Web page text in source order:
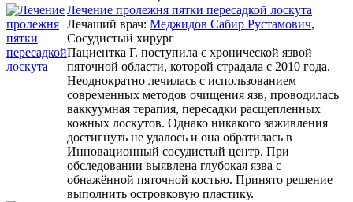
Лечение пролежня пятки пересадкой лоскута
Лечащий врач: Меджидов Сабир Рустамович,
Сосудистый хирург
Пациентка Г. поступила с хронической язвой
пяточной области, которой страдала с 2010 года.
Неоднократно лечилась с использованием
современных методов очищения язв, проводилась
ваккуумная терапия, пересадки расщепленных
кожных лоскутов. Однако никакого заживления
достигнуть не удалось и она обратилась в
Инновационный сосудистый центр. При
обследовании выявлена глубокая язва с
обнажённой пяточной костью. Принято решение
выполнить островковую пластику.